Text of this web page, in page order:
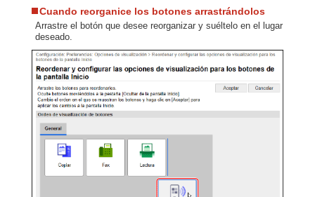
Cuando reorganice los botones arrastrándolos
Arrastre el botón que desee reorganizar y suéltelo en el lugar
deseado.